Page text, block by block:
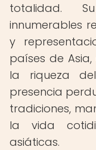
totalidad.
innumerables
y
países de
la riqueza
presencia
tradiciones,
la vida
asiáticas.